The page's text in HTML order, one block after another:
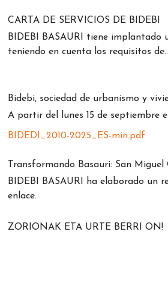
CARTA DE SERVICIOS DE BIDEBI
BIDEBI BASAURI tiene implantado
teniendo en cuenta los requisitos
Bidebi, sociedad de urbanismo y
A partir del lunes 15 de septiembre
BIDEDI_2010-2025_ES-min.pdf
Transformando Basauri: San Miguel
BIDEBI BASAURI ha elaborado un
enlace.
ZORIONAK ETA URTE BERRI ON!